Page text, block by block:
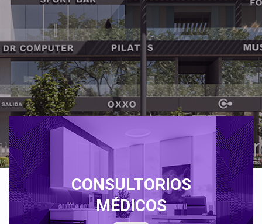
CONSULTORIOS
MÉDICOS